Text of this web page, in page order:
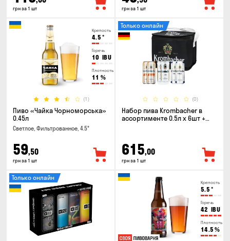
грн за 1 шт грн за 1 шт
Крепость
4.5 °
Горечь
10 IBU
Плотность
11 %
(1)
Пиво «Чайка Чорноморська»
0.45л
Светлое, Фильтрованное, 4.5°
59,50
грн за 1 шт
(0)
Только онлайн
Набор пива Krombacher в
ассортименте 0.5л х 6шт +
615,00
грн за 1 шт
Только онлайн
Крепость
5.5 °
Горечь
42 IBU
Плотность
14.5 %